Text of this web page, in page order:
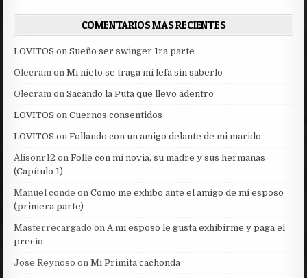
COMENTARIOS MAS RECIENTES
LOVITOS onSueño ser swinger 1ra parte
Olecram onMi nieto se traga mi lefa sin saberlo
Olecram onSacando la Puta que llevo adentro
LOVITOS onCuernos consentidos
LOVITOS onFollando con un amigo delante de mi marido
Alisonr12 onFollé con mi novia, su madre y sus hermanas
(Capítulo 1)
Manuel conde onComo me exhibo ante el amigo de mi esposo
(primera parte)
Masterrecargado onA mi esposo le gusta exhibirme y paga el
precio
Jose Reynoso onMi Primita cachonda